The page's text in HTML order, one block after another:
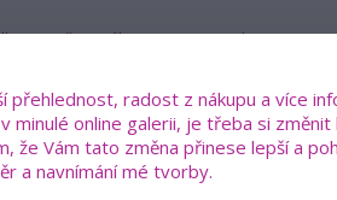
Vše o nákupu Kontakty
Hledat
přehlednost, radost z nákupu a více
minulé online galerii, je třeba si změnit
že Vám tato změna přinese lepší a
a navnímání mé tvorby.